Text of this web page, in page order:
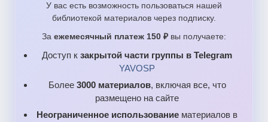
У вас есть возможность пользоваться нашей
библиотекой материалов через подписку.
За ежемесячный платеж 150 ₽ вы получаете:
Доступ к закрытой части группы в Telegram
YAVOSP
Более 3000 материалов, включая все, что
размещено на сайте
Неограниченное использование материалов в